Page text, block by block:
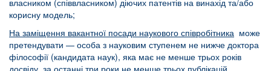
власником (співвласником) діючих патентів на винахід та/або
корисну модель;
На заміщення вакантної посади наукового співробітника може
претендувати — особа з науковим ступенем не нижче доктора
філософії (кандидата наук), яка має не менше трьох років
досвіду, за останні три роки не менше трьох публікацій.